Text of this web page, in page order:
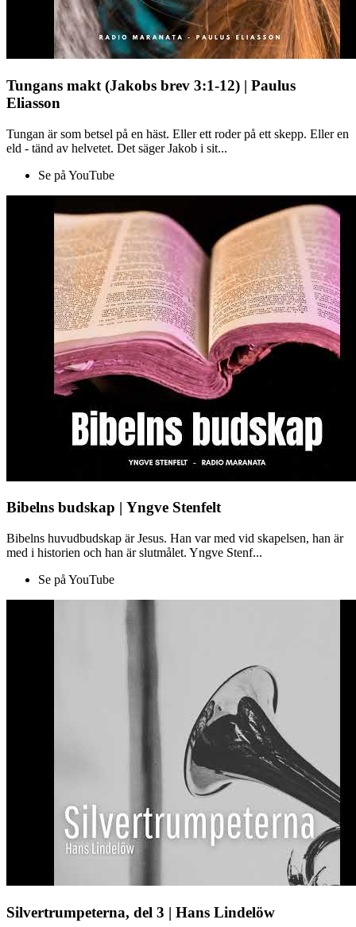
Tungans makt (Jakobs brev 3:1-12) | Paulus
Eliasson
Tungan är som betsel på en häst. Eller ett roder på ett skepp. Eller en
eld - tänd av helvetet. Det säger Jakob i sit...
Se på YouTube
Bibelns budskap | Yngve Stenfelt
Bibelns huvudbudskap är Jesus. Han var med vid skapelsen, han är
med i historien och han är slutmålet. Yngve Stenf...
Se på YouTube
Silvertrumpeterna, del 3 | Hans Lindelöw